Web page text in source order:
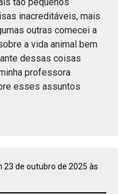
tão pequenos
inacreditáveis, mais
outras comecei a
a vida animal bem
dessas coisas
professora
esses assuntos
23 de outubro de 2025 às